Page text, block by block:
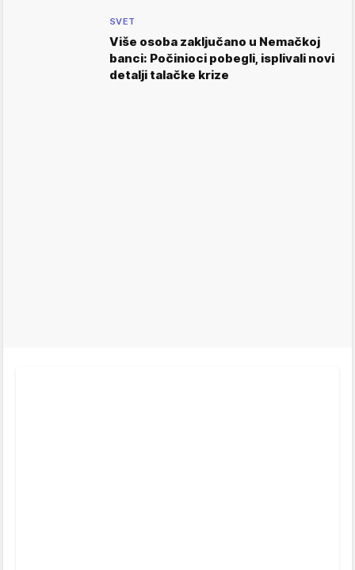
SVET
Više osoba zaključano u Nemačkoj
banci: Počinioci pobegli, isplivali novi
detalji talačke krize